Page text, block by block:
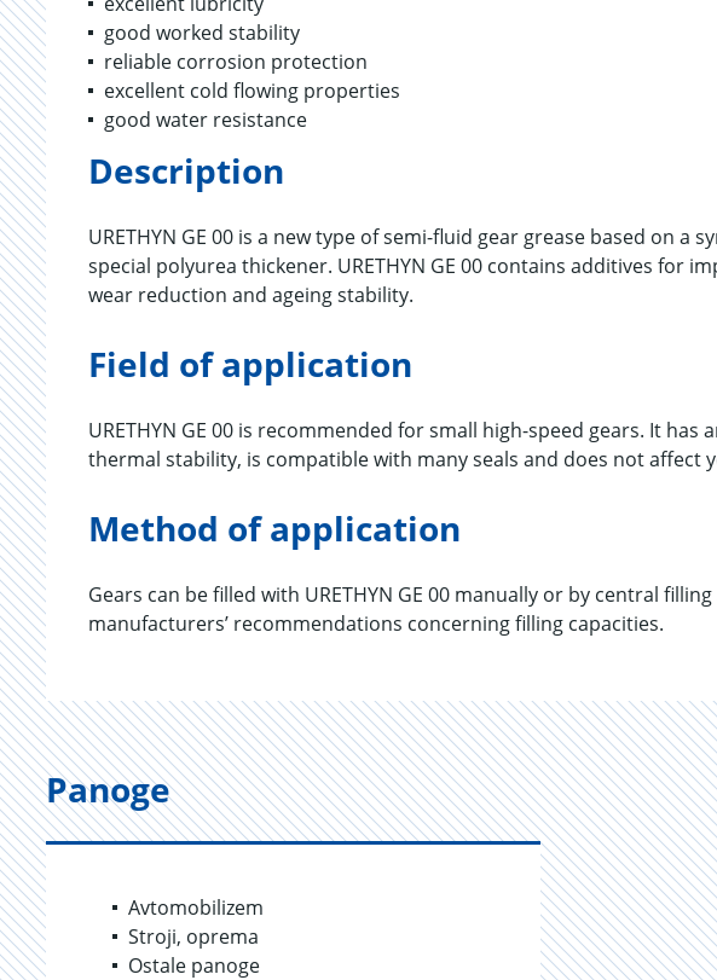
good worked stability
reliable corrosion protection
excellent cold flowing properties
good water resistance
Description
URETHYN GE 00 is a new type of semi-fluid gear grease based on a
special polyurea thickener. URETHYN GE 00 contains additives for
wear reduction and ageing stability.
Field of application
URETHYN GE 00 is recommended for small high-speed gears. It has
thermal stability, is compatible with many seals and does not affect
Method of application
Gears can be filled with URETHYN GE 00 manually or by central
manufacturers’ recommendations concerning filling capacities.
Panoge
Avtomobilizem
Stroji, oprema
Ostale panoge